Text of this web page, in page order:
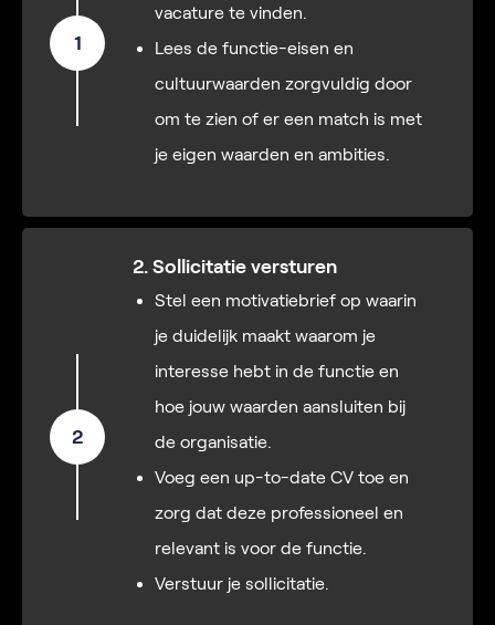
1
vacature te vinden.
Lees de functie-eisen en
cultuurwaarden zorgvuldig door
om te zien of er een match is met
je eigen waarden en ambities.
2
2. Sollicitatie versturen
Stel een motivatiebrief op waarin
je duidelijk maakt waarom je
interesse hebt in de functie en
hoe jouw waarden aansluiten bij
de organisatie.
Voeg een up-to-date CV toe en
zorg dat deze professioneel en
relevant is voor de functie.
Verstuur je sollicitatie.